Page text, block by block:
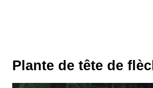
Plante de tête de